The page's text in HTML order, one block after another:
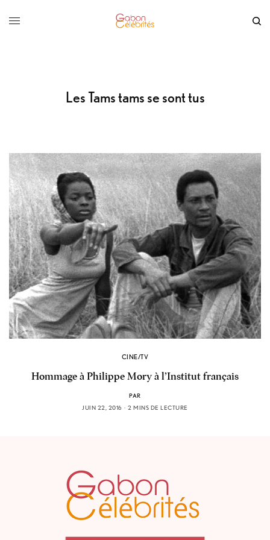
Les Tams tams se sont tus
CINE/TV
Hommage à Philippe Mory à l’Institut français
PAR
JUIN 22, 2016
2 MINS DE LECTURE